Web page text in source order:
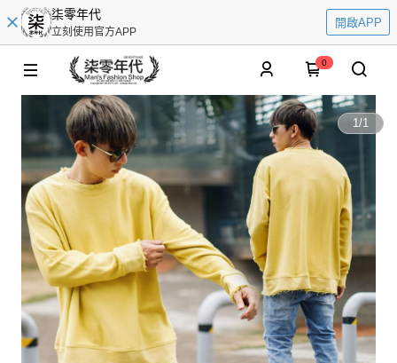
柒零年代
立刻使用官方APP
開啟APP
0
1/1